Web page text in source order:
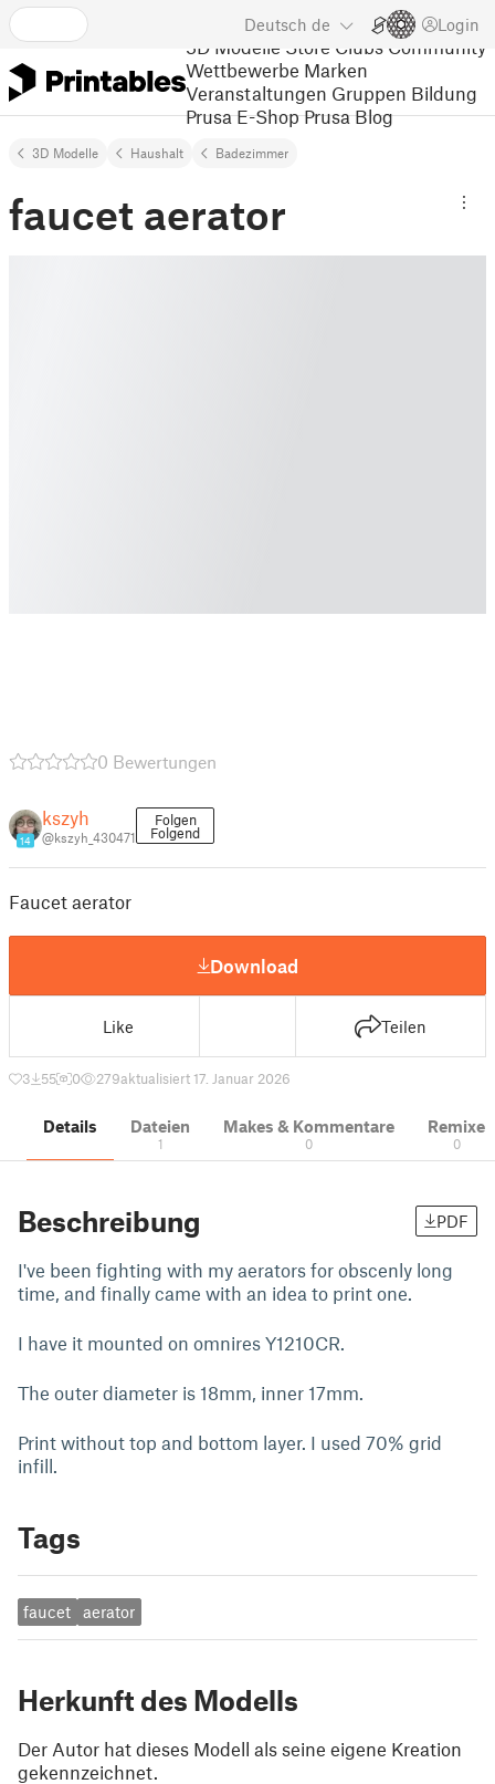
Deutsch de Login
3D Modelle Store Clubs Community
Wettbewerbe Marken
Veranstaltungen Gruppen Bildung
Prusa E-Shop Prusa Blog
3D Modelle Haushalt Badezimmer
faucet aerator
0 Bewertungen
14
kszyh
@kszyh_430471
Folgen
Folgend
Faucet aerator
Download
Like Teilen
3 55 0 279aktualisiert 17. Januar 2026
Details Dateien
1
Makes & Kommentare
0
Remixe
0
Beschreibung PDF
I've been fighting with my aerators for obscenly long
time, and finally came with an idea to print one.
I have it mounted on omnires Y1210CR.
The outer diameter is 18mm, inner 17mm.
Print without top and bottom layer. I used 70% grid
infill.
Tags
faucet aerator
Herkunft des Modells
Der Autor hat dieses Modell als seine eigene Kreation
gekennzeichnet.